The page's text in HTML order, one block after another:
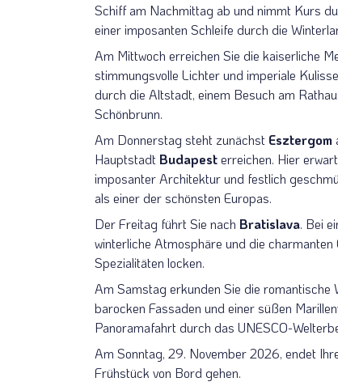
Schiff am Nachmittag ab und nimmt Kurs
einer imposanten Schleife durch die
Am Mittwoch erreichen Sie die kaiserliche
stimmungsvolle Lichter und imperiale
durch die Altstadt, einem Besuch am
Schönbrunn.
Am Donnerstag steht zunächst Esztergom
Hauptstadt Budapesterreichen. Hier
imposanter Architektur und festlich
als einer der schönsten Europas.
Der Freitag führt Sie nach Bratislava. Bei
winterliche Atmosphäre und die
Spezialitäten locken.
Am Samstag erkunden Sie die romantische
barocken Fassaden und einer süßen
Panoramafahrt durch das UNESCO-
Am Sonntag, 29. November 2026, endet
Frühstück von Bord gehen.